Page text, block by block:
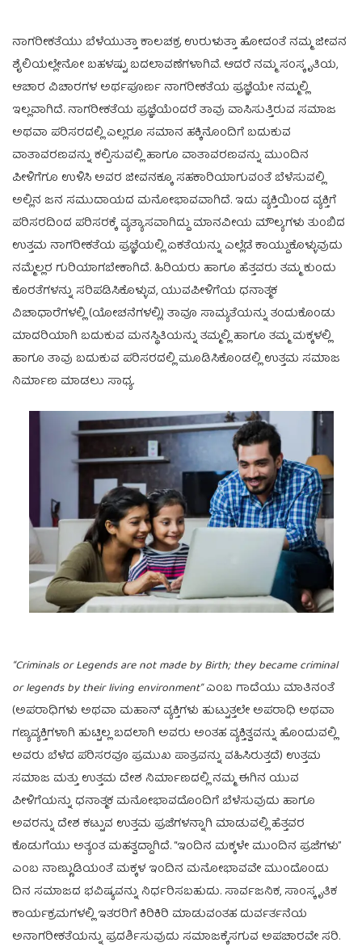
ನಾಗರೀಕತೆಯು ಬೆಳೆಯುತ್ತಾ ಕಾಲಚಕ್ರ ಉರುಳುತ್ತಾ ಹೋದಂತೆ ನಮ್ಮ ಜೀವನ
ಶೈಲಿಯಲ್ಲೇನೋ ಬಹಳಷ್ಟು ಬದಲಾವಣೆಗಳಾಗಿವೆ. ಆದರೆ ನಮ್ಮ ಸಂಸ್ಕೃತಿಯ,
ಆಚಾರ ವಿಚಾರಗಳ ಅರ್ಥಪೂರ್ಣ ನಾಗರೀಕತೆಯ ಪ್ರಜ್ಞೆಯೇ ನಮ್ಮಲ್ಲಿ
ಇಲ್ಲವಾಗಿದೆ. ನಾಗರೀಕತೆಯ ಪ್ರಜ್ಞೆಯೆಂದರೆ ತಾವು ವಾಸಿಸುತ್ತಿರುವ ಸಮಾಜ
ಅಥವಾ ಪರಿಸರದಲ್ಲಿ ಎಲ್ಲರೂ ಸಮಾನ ಹಕ್ಕಿನೊಂದಿಗೆ ಬದುಕುವ
ವಾತಾವರಣವನ್ನು ಕಲ್ಪಿಸುವಲ್ಲಿ ಹಾಗೂ ವಾತಾವರಣವನ್ನು ಮುಂದಿನ
ಪೀಳಿಗೆಗೂ ಉಳಿಸಿ ಅವರ ಜೀವನಕ್ಕೂ ಸಹಕಾರಿಯಾಗುವಂತೆ ಬೆಳೆಸುವಲ್ಲಿ
ಅಲ್ಲಿನ ಜನ ಸಮುದಾಯದ ಮನೋಭಾವವಾಗಿದೆ. ಇದು ವ್ಯಕ್ತಿಯಿಂದ ವ್ಯಕ್ತಿಗೆ
ಪರಿಸರದಿಂದ ಪರಿಸರಕ್ಕೆ ವ್ಯತ್ಯಾಸವಾಗಿದ್ದು ಮಾನವೀಯ ಮೌಲ್ಯಗಳು ತುಂಬಿದ
ಉತ್ತಮ ನಾಗರೀಕತೆಯ ಪ್ರಜ್ಞೆಯಲ್ಲಿ ಏಕತೆಯನ್ನು ಎಲ್ಲೆಡೆ ಕಾಯ್ದುಕೊಳ್ಳುವುದು
ನಮ್ಮೆಲ್ಲರ ಗುರಿಯಾಗಬೇಕಾಗಿದೆ. ಹಿರಿಯರು ಹಾಗೂ ಹೆತ್ತವರು ತಮ್ಮ ಕುಂದು
ಕೊರತೆಗಳನ್ನು ಸರಿಪಡಿಸಿಕೊಳ್ಳುವ, ಯುವಪೀಳಿಗೆಯ ಧನಾತ್ಮಕ
ವಿಚಾಧಾರೆಗಳಲ್ಲಿ (ಯೋಚನೆಗಳಲ್ಲಿ) ತಾವೂ ಸಾಮ್ಯತೆಯನ್ನು ತಂದುಕೊಂಡು
ಮಾದರಿಯಾಗಿ ಬದುಕುವ ಮನಸ್ಥಿತಿಯನ್ನು ತಮ್ಮಲ್ಲಿ ಹಾಗೂ ತಮ್ಮ ಮಕ್ಕಳಲ್ಲಿ
ಹಾಗೂ ತಾವು ಬದುಕುವ ಪರಿಸರದಲ್ಲಿ ಮೂಡಿಸಿಕೊಂಡಲ್ಲಿ ಉತ್ತಮ ಸಮಾಜ
ನಿರ್ಮಾಣ ಮಾಡಲು ಸಾಧ್ಯ.
“Criminals or Legends are not made by Birth; they became criminal
or legends by their living environment”ಎಂಬ ಗಾದೆಯು ಮಾತಿನಂತೆ
(ಅಪರಾಧಿಗಳು ಅಥವಾ ಮಹಾನ್ ವ್ಯಕ್ತಿಗಳು ಹುಟ್ಟುತ್ತಲೇ ಅಪರಾಧಿ ಅಥವಾ
ಗಣ್ಯವ್ಯಕ್ತಿಗಳಾಗಿ ಹುಟ್ಟಿಲ್ಲ ಬದಲಾಗಿ ಅವರು ಅಂತಹ ವ್ಯಕ್ತಿತ್ವವನ್ನು ಹೊಂದುವಲ್ಲಿ
ಅವರು ಬೆಳೆದ ಪರಿಸರವೂ ಪ್ರಮುಖ ಪಾತ್ರವನ್ನು ವಹಿಸಿರುತ್ತದೆ) ಉತ್ತಮ
ಸಮಾಜ ಮತ್ತು ಉತ್ತಮ ದೇಶ ನಿರ್ಮಾಣದಲ್ಲಿ ನಮ್ಮ ಈಗಿನ ಯುವ
ಪೀಳಿಗೆಯನ್ನು ಧನಾತ್ಮಕ ಮನೋಭಾವದೊಂದಿಗೆ ಬೆಳೆಸುವುದು ಹಾಗೂ
ಅವರನ್ನು ದೇಶ ಕಟ್ಟುವ ಉತ್ತಮ ಪ್ರಜೆಗಳನ್ನಾಗಿ ಮಾಡುವಲ್ಲಿ ಹೆತ್ತವರ
ಕೊಡುಗೆಯು ಅತ್ಯಂತ ಮಹತ್ವದ್ದಾಗಿದೆ. “ಇಂದಿನ ಮಕ್ಕಳೇ ಮುಂದಿನ ಪ್ರಜೆಗಳು”
ಎಂಬ ನಾಣ್ಣುಡಿಯಂತೆ ಮಕ್ಕಳ ಇಂದಿನ ಮನೋಭಾವವೇ ಮುಂದೊಂದು
ದಿನ ಸಮಾಜದ ಭವಿಷ್ಯವನ್ನು ನಿರ್ಧರಿಸಬಹುದು. ಸಾರ್ವಜನಿಕ, ಸಾಂಸ್ಕೃತಿಕ
ಕಾರ್ಯಕ್ರಮಗಳಲ್ಲಿ ಇತರರಿಗೆ ಕಿರಿಕಿರಿ ಮಾಡುವಂತಹ ದುರ್ವರ್ತನೆಯ
ಅನಾಗರೀಕತೆಯನ್ನು ಪ್ರದರ್ಶಿಸುವುದು ಸಮಾಜಕ್ಕೆಸಗುವ ಅಪಚಾರವೇ ಸರಿ.